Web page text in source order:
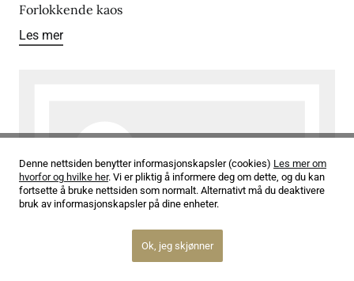
Forlokkende kaos
Les mer
Denne nettsiden benytter informasjonskapsler (cookies) Les mer om
hvorfor og hvilke her. Vi er pliktig å informere deg om dette, og du kan
fortsette å bruke nettsiden som normalt. Alternativt må du deaktivere
bruk av informasjonskapsler på dine enheter.
Ok, jeg skjønner